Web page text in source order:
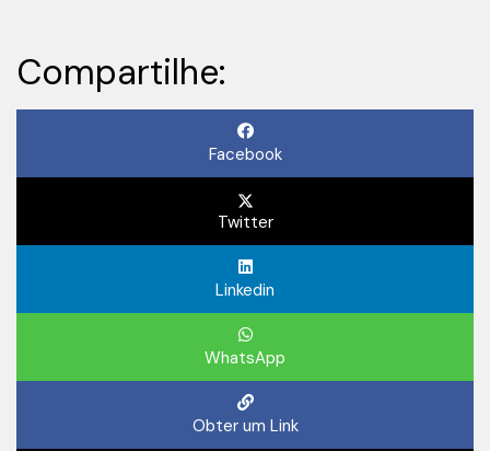
Compartilhe:
Facebook
Twitter
Linkedin
WhatsApp
Obter um Link